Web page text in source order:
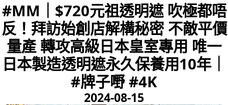
#MM｜$720元祖透明遮 吹極都唔
反！拜訪始創店解構秘密 不敵平價
量產 轉攻高級日本皇室專用 唯一
日本製造透明遮永久保養用10年｜
#牌子嘢 #4K
2024-08-15